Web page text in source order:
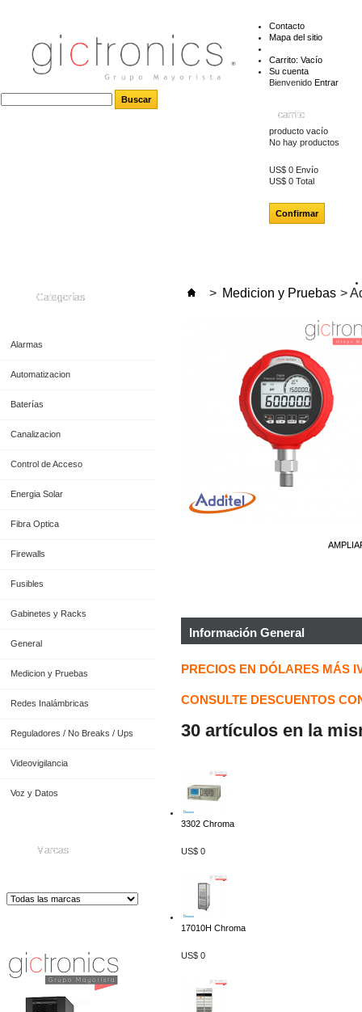
Contacto
Mapa del sitio
Carrito: Vacío
Su cuenta
Bienvenido Entrar
carrito
producto vacío
No hay productos
US$ 0 Envío
US$ 0 Total
Confirmar
Categorías
Alarmas
Automatizacion
Baterías
Canalizacion
Control de Acceso
Energia Solar
Fibra Optica
Firewalls
Fusibles
Gabinetes y Racks
General
Medicion y Pruebas
Redes Inalámbricas
Reguladores / No Breaks / Ups
Videovigilancia
Voz y Datos
Marcas
> Medicion y Pruebas >
Información General
PRECIOS EN DÓLARES MÁS
CONSULTE DESCUENTOS
30 artículos en la
3302 Chroma
US$ 0
17010H Chroma
US$ 0